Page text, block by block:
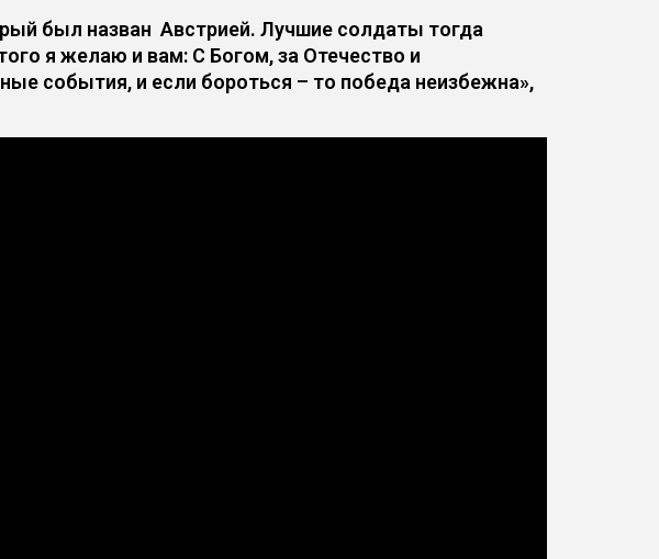
был назван Австрией. Лучшие солдаты тогда
я желаю и вам: С Богом, за Отечество и
события, и если бороться – то победа неизбежна»,